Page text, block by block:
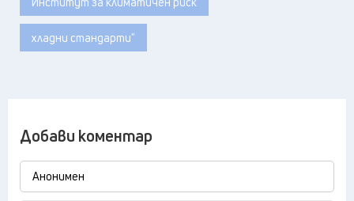
хладни стандарти"
Добави коментар